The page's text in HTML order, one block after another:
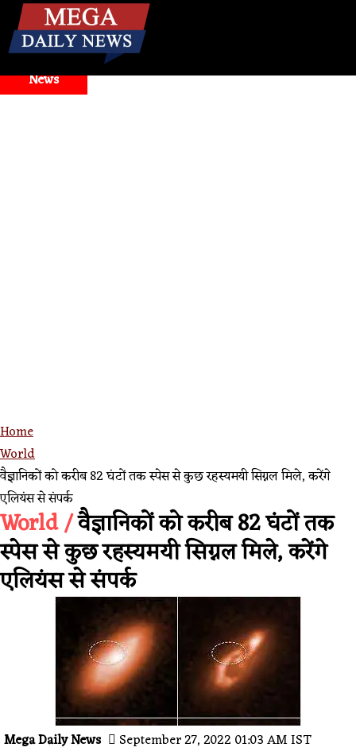
News
Home
World
वैज्ञानिकों को करीब 82 घंटों तक स्पेस से कुछ रहस्यमयी सिग्नल मिले, करेंगे
एलियंस से संपर्क
World /वैज्ञानिकों को करीब 82 घंटों तक
स्पेस से कुछ रहस्यमयी सिग्नल मिले, करेंगे
एलियंस से संपर्क
Mega Daily News September 27, 2022 01:03 AM IST